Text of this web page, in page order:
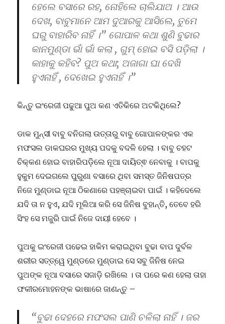
ହେଲେ ବସାରେ ରହ, ନୋହିଲେ ଚାଲିଯାଅ । ଆଉ
ଦେଖ, ବାବୁମାନେ ଆମ ଦୁଆରକୁ ଆସିଲେ, ତୁମେ
ଘରୁ ବାହାରିବ ନାହିଁ ।” ଗୋପାଳ କଥା ଶୁଣି ବୁଢାର
କାନମୁଣ୍ଡା ଭାଁ ଭାଁ କଲା , ଗୁମ୍ ହୋଇ ବସି ପଡ଼ିଲା ।
କାହାକୁ କହିବ? ପୁଅ କଥା; ଅଜାଗା ଘା ଦେଖି
ହୁଏନାହିଁ , ଦେଖେଇ ହୁଏନାହିଁ ।”
କିନ୍ତୁ ଇଂରେଜୀ ପଢୁଆ ପୁଅ କଣ ଏତିକିରେ ଅଟକିଥିଲେ?
ଡାକ ମୁନ୍ସୀ ବାବୁ ବନିଗଲା ଉତ୍ତାରୁ ବାବୁ ଗୋପାଳଙ୍କର ଏକ
ମଫସଲ ଡାକଘରର ମୁଖ୍ୟ ପଦକୁ ବଦଳି ହେଲା । ବାବୁ ଚହଟ
ଚିକ୍କଣ ହୋଇ ବାହାରିପଡ଼ିଲେ ନୂଆ ଦାୟିତ୍ଵ ନେବାକୁ । ବାପକୁ
ହୁକୁମ ଦେଇଗଲେ ପୁରୁଣା ବସାରେ ଥିବା ସମସ୍ତ ଜିନିଷପତ୍ର
ନିଜେ ମୁଣ୍ଡାଇ ନୂଆ ଠିକଣାରେ ପହଞ୍ଚାଇବା ପାଇଁ । କହିଦେଲେ
ଯଦି ତା ନ ହୁଏ, ଯଦି ମୂଲିଆ କରି ସେ ଜିନିଷ ବୁହାନ୍ତି, ତେବେ ହରି
ସିଂହ ସେ ମଜୁରି ପାଇଁ ନିଜେ ଦାୟୀ ହେବେ ।
ପୁଅକୁ ଇଂରେଜୀ ପଢେଇ ହାକିମ କରାଇଥିବା ବୁଢା ବାପ ଦୁର୍ବଳ
ଶରୀର ସତ୍ତ୍ୱେ ମୁଣ୍ଡରେ ମୁଣ୍ଡାଇ ସେ ସବୁ ଜିନିଷ ନେଇ
ପୁଅଙ୍କ ନୂଆ ବସାରେ ସଜାଡ଼ି ରଖିଲେ । ତା ପରେ କଣ ହେଲା ତାହା
ଫକୀରମୋହନଙ୍କ ଭାଷାରେ ଜାଣନ୍ତୁ –
“ବୁଢା ଦେହରେ ମଫସଲ ପାଣି ଚଳିଲା ନାହିଁ । ଜର